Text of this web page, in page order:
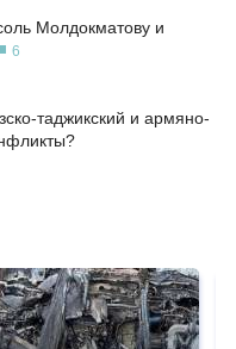
Молдокматову и
6
таджикский и армяно-